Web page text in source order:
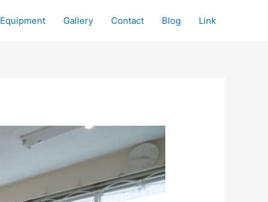
Equipment Gallery Contact Blog Link